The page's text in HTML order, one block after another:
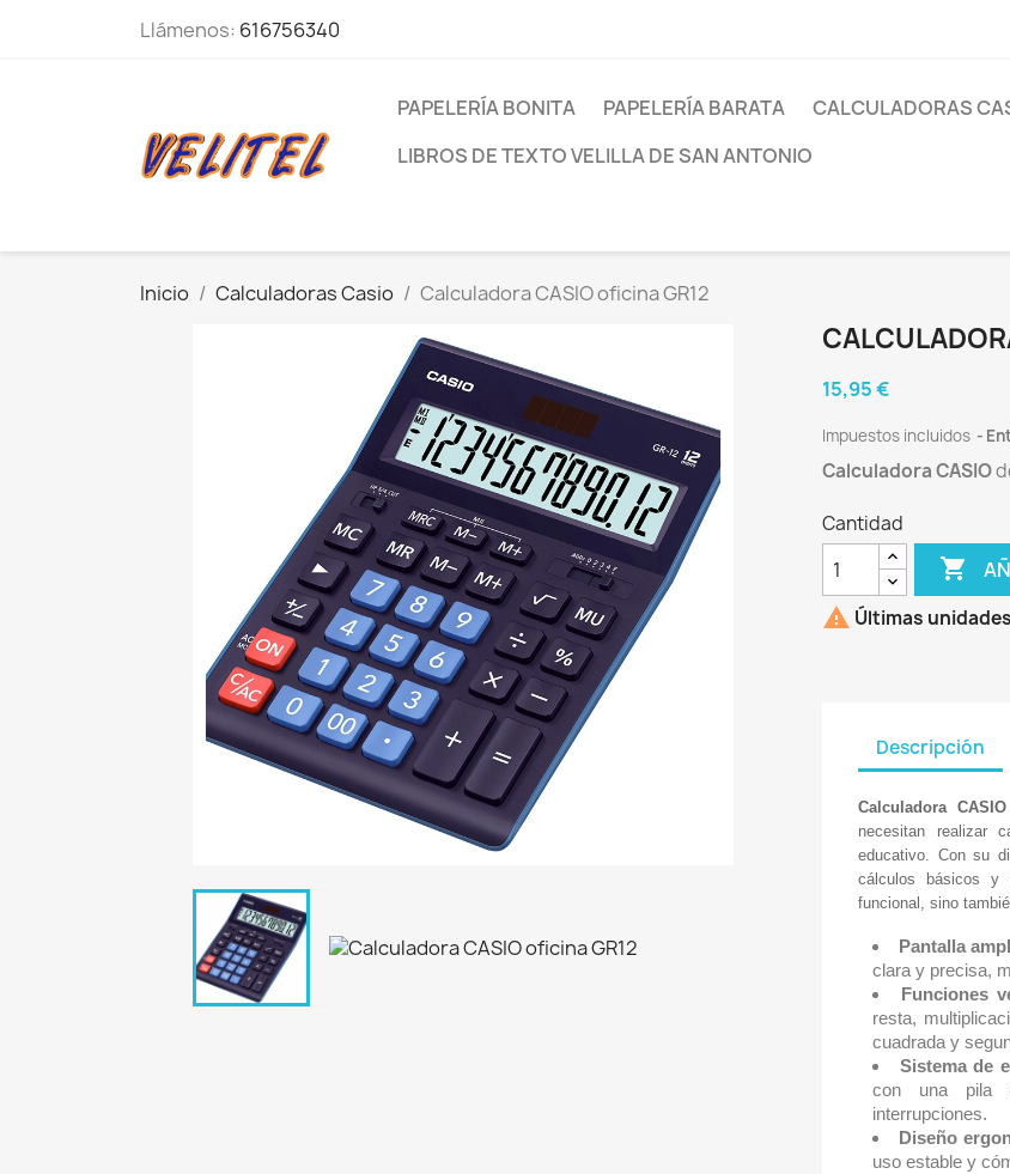
Llámenos: 616756340
PAPELERÍA BONITA PAPELERÍA BARATA CALCULADORAS
LIBROS DE TEXTO VELILLA DE SAN ANTONIO
Inicio Calculadoras Casio Calculadora CASIO oficina GR12
15,95 €
Impuestos incluidos
CalculadoraCASIO
Cantidad

 Últimas
Descripción
Calculadora CASIO
necesitan realizar
educativo. Con su
cálculos básicos y
funcional, sino
Pantalla
clara y precisa,
Funciones
resta,
cuadrada y
Sistema de
con una pila
interrupciones.
Diseño
uso estable y